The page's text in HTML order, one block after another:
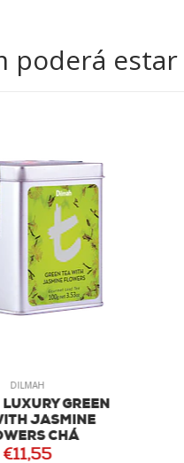
poderá
DILMAH
GREEN
JASMINE
CHÁ
€11,55